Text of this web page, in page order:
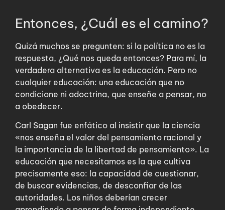
Entonces, ¿Cuál es el camino?
Quizá muchos se pregunten: si la política no es la
respuesta, ¿Qué nos queda entonces? Para mí, la
verdadera alternativa es la educación. Pero no
cualquier educación: una educación que no
condicione ni adoctrina, que enseñe a pensar, no
a obedecer.
Carl Sagan fue enfático al insistir que la ciencia
«nos enseña el valor del pensamiento racional y
la importancia de la libertad de pensamiento». La
educación que necesitamos es la que cultiva
precisamente eso: la capacidad de cuestionar,
de buscar evidencias, de desconfiar de las
autoridades. Los niños deberían crecer